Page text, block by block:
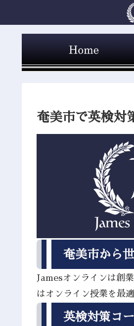
奄美市で英検対
奄美市から
Jamesオンラインは創
はオンライン授業を最
英検対策コ